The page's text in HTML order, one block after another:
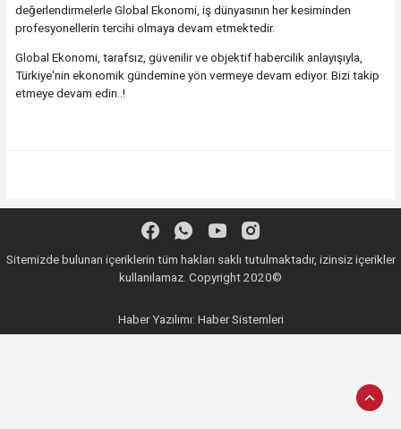
değerlendirmelerle Global Ekonomi, iş dünyasının her kesiminden
profesyonellerin tercihi olmaya devam etmektedir.
Global Ekonomi, tarafsız, güvenilir ve objektif habercilik anlayışıyla,
Türkiye'nin ekonomik gündemine yön vermeye devam ediyor. Bizi takip
etmeye devam edin..!
Sitemizde bulunan içeriklerin tüm hakları saklı tutulmaktadır, izinsiz içerikler
kullanılamaz. Copyright 2020©
Haber Yazılımı: Haber Sistemleri